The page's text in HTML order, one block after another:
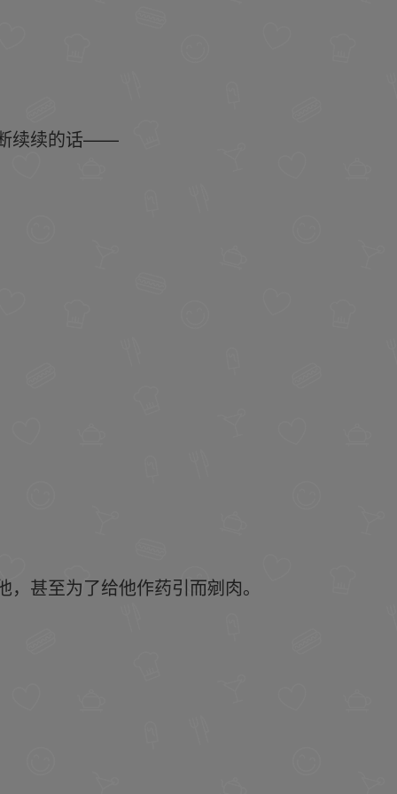
断续续的话——
甚至为了给他作药引而剜肉。